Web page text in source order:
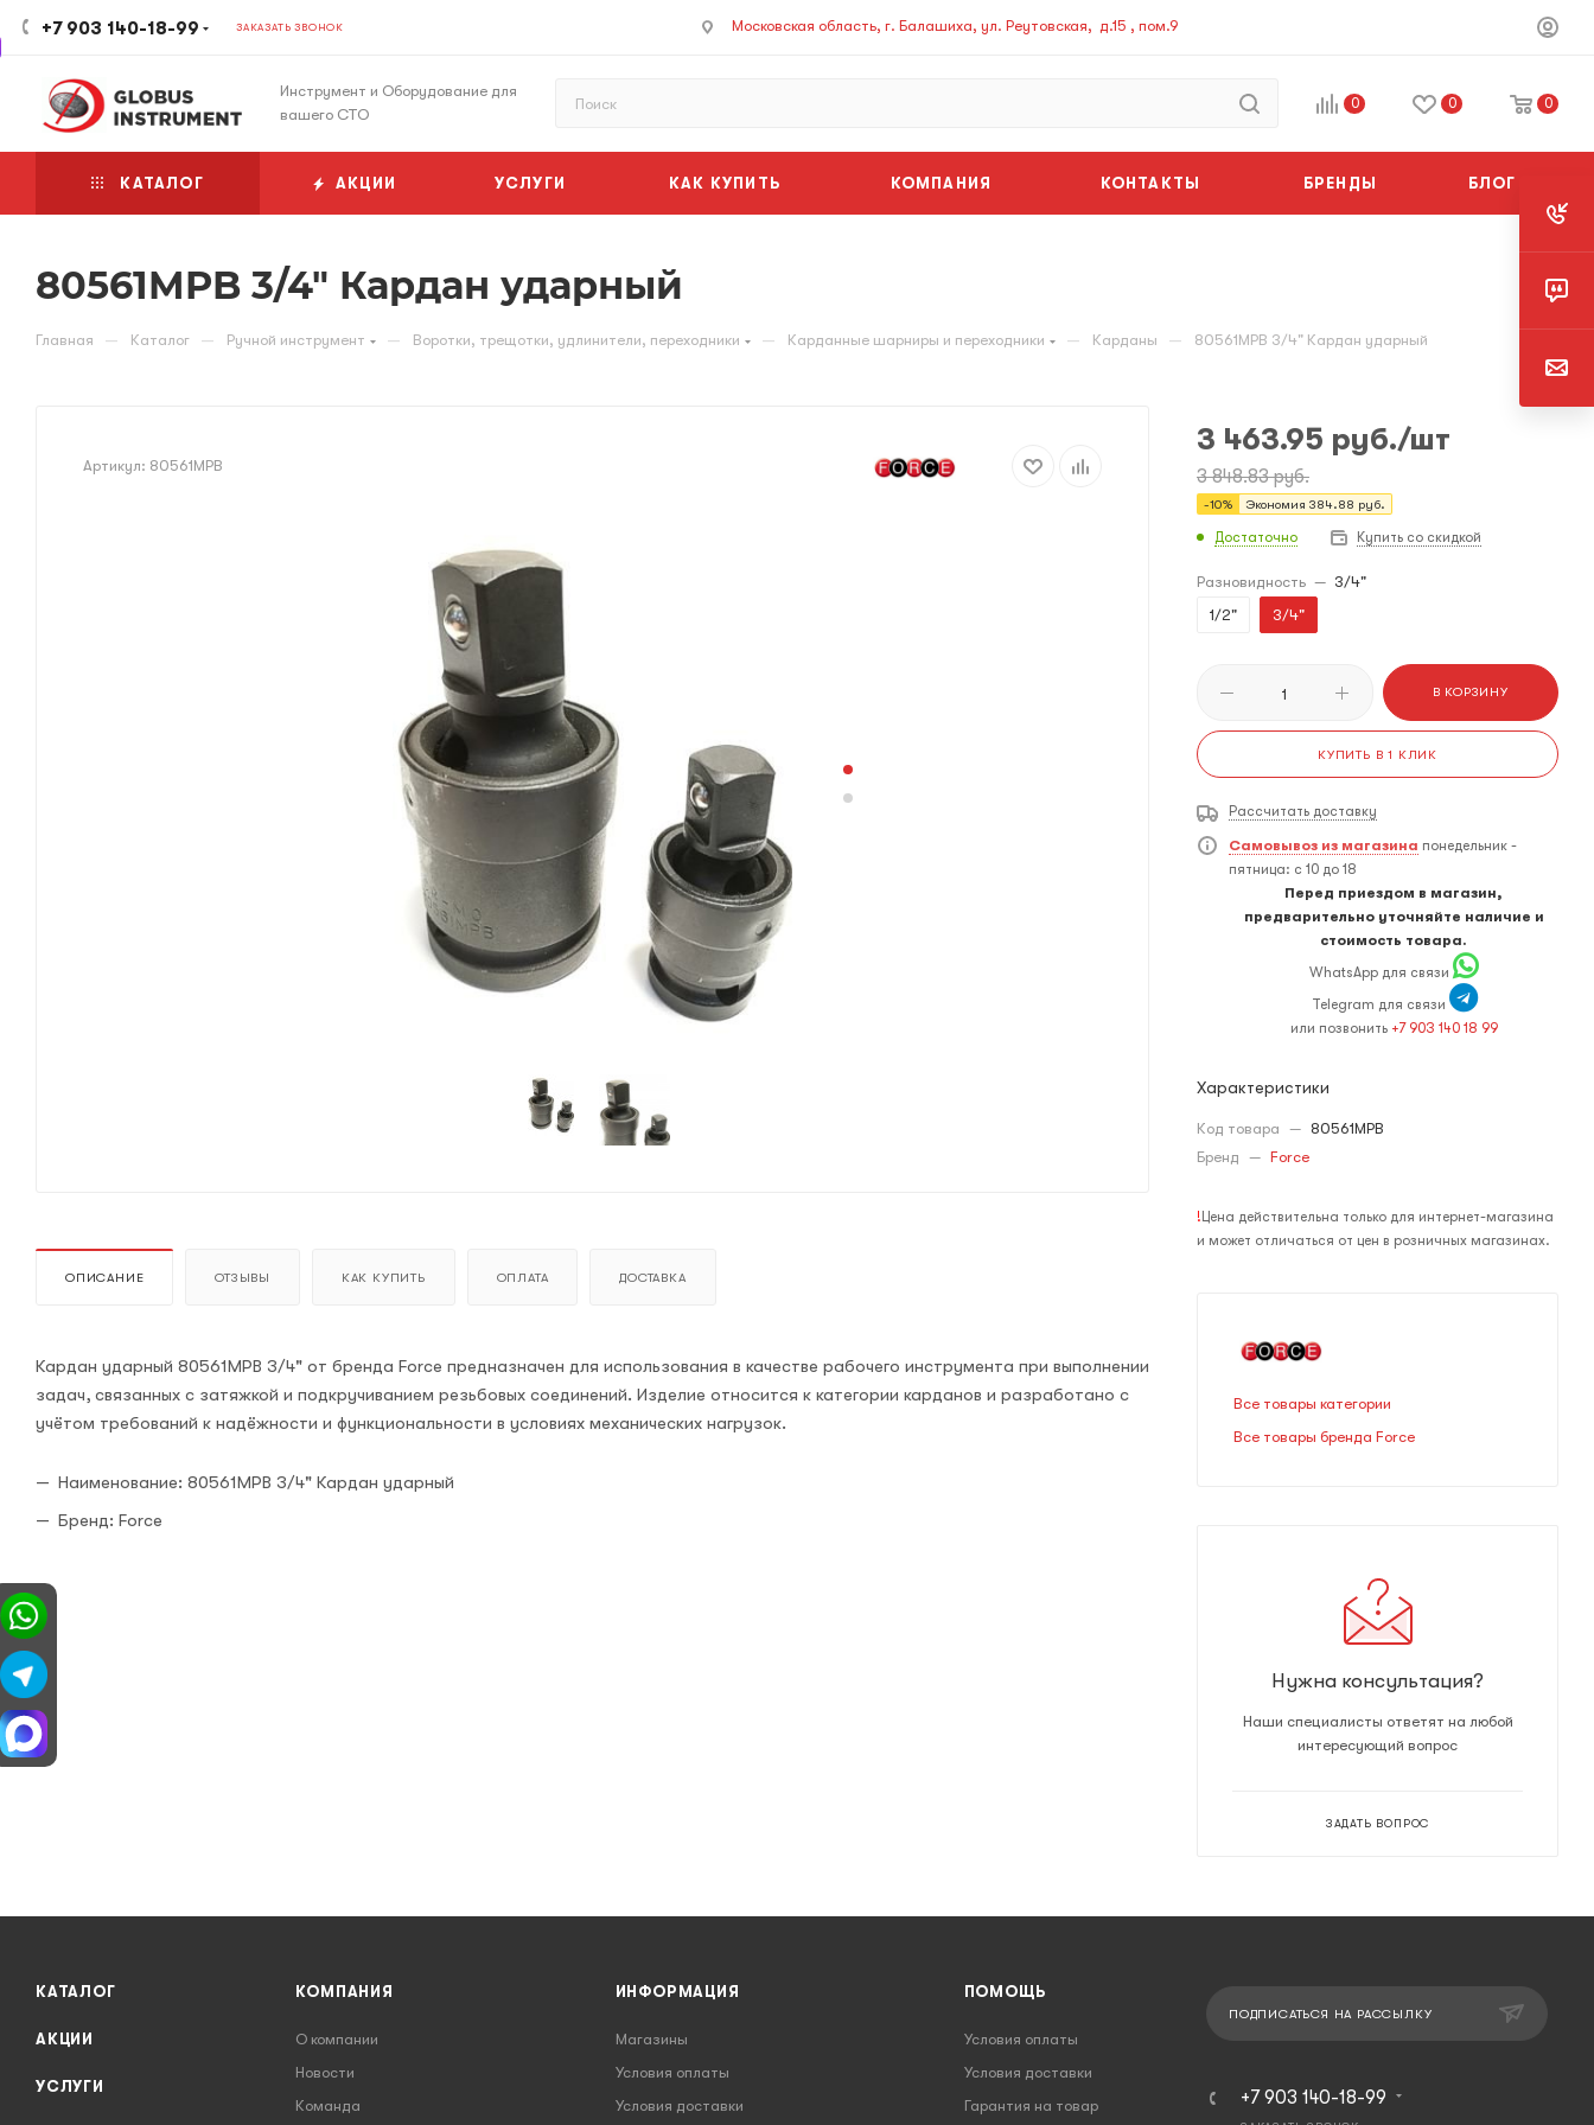
+7 903 140-18-99 ЗАКАЗАТЬ ЗВОНОК Московская область, г. Балашиха, ул. Реутовская, д.15 , пом.9
Инструмент и Оборудование для
вашего СТО
0 0 0
КАТАЛОГ АКЦИИ УСЛУГИ КАК КУПИТЬ КОМПАНИЯ КОНТАКТЫ БРЕНДЫ БЛОГ
80561MPB 3/4" Кардан ударный
Главная — Каталог — Ручной инструмент — Воротки, трещотки, удлинители, переходники — Карданные шарниры и переходники — Карданы — 80561MPB 3/4" Кардан ударный
Артикул: 80561MPB
ОПИСАНИЕ ОТЗЫВЫ КАК КУПИТЬ ОПЛАТА ДОСТАВКА
Кардан ударный 80561MPB 3/4" от бренда Force предназначен для использования в качестве рабочего инструмента при выполнении
задач, связанных с затяжкой и подкручиванием резьбовых соединений. Изделие относится к категории карданов и разработано с
учётом требований к надёжности и функциональности в условиях механических нагрузок.
Наименование: 80561MPB 3/4" Кардан ударный
Бренд: Force
3 463.95 руб./шт
3 848.83руб.
-10% Экономия 384.88 руб.
Достаточно Купить со скидкой
Разновидность — 3/4"
1/2"
3/4"
В КОРЗИНУ
КУПИТЬ В 1 КЛИК
Рассчитать доставку
Самовывоз из магазина понедельник -
пятница: с 10 до 18
Перед приездом в магазин,
предварительно уточняйте наличие и
стоимость товара.
WhatsApp для связи
Telegram для связи
или позвонить +7 903 140 18 99
Характеристики
Код товара — 80561MPB
Бренд — Force
! Цена действительна только для интернет-магазина
и может отличаться от цен в розничных магазинах.
Все товары категории
Все товары бренда Force
Нужна консультация?
Наши специалисты ответят на любой
интересующий вопрос
ЗАДАТЬ ВОПРОС
КАТАЛОГ
АКЦИИ
УСЛУГИ
КОМПАНИЯ
О компании
Новости
Команда
ИНФОРМАЦИЯ
Магазины
Условия оплаты
Условия доставки
ПОМОЩЬ
Условия оплаты
Условия доставки
Гарантия на товар
ПОДПИСАТЬСЯ НА РАССЫЛКУ
+7 903 140-18-99